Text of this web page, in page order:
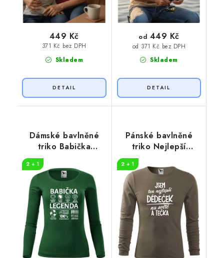
Skladem
371 Kč bez DPH
449 Kč
Skladem
od 371 Kč bez DPH
od 449 Kč
Dámské bavlněné
triko Babička
2 + 1
Pánské bavlněné
triko Nejlepší
dědeček na světě
2 + 1